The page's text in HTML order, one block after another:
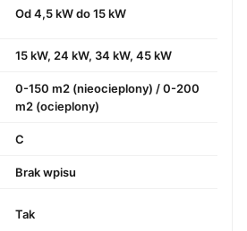
Od 4,5 kW do 15 kW
15 kW, 24 kW, 34 kW, 45 kW
0-150 m2 (nieocieplony) / 0-200
m2 (ocieplony)
C
Brak wpisu
Tak